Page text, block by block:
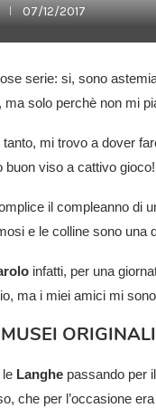
07/12/2017
serie: si, sono
, ma solo perchè non mi
tanto, mi trovo a dover
buon viso a cattivo gioco!
il compleanno di
e le colline sono una
infatti, per una
ma i miei amici mi
ORIGINALI
le Langhe passando per il
che per l’occasione